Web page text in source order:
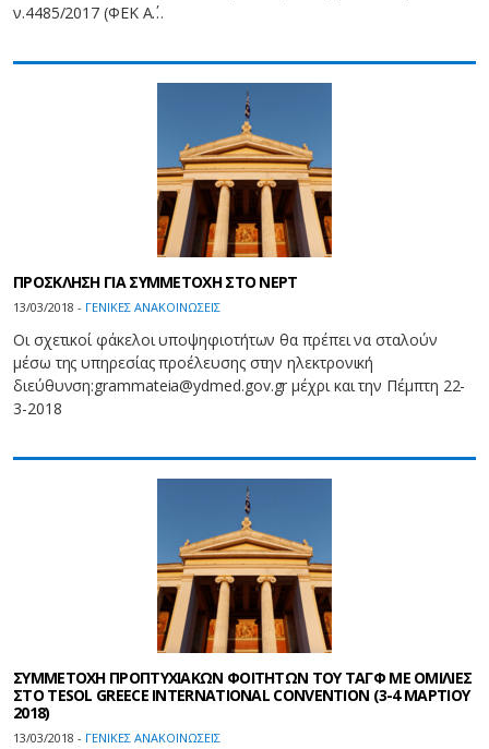
ν.4485/2017 (ΦΕΚ Α΄…
ΠΡΟΣΚΛΗΣΗ ΓΙΑ ΣΥΜΜΕΤΟΧΗ ΣΤΟ NEPT
13/03/2018 - ΓΕΝΙΚΕΣ ΑΝΑΚΟΙΝΩΣΕΙΣ
Οι σχετικοί φάκελοι υποψηφιοτήτων θα πρέπει να σταλούν
μέσω της υπηρεσίας προέλευσης στην ηλεκτρονική
διεύθυνση:grammateia@ydmed.gov.gr μέχρι και την Πέμπτη 22-
3-2018
ΣΥΜΜΕΤΟΧΗ ΠΡΟΠΤΥΧΙΑΚΩΝ ΦΟΙΤΗΤΩΝ ΤΟΥ ΤΑΓΦ ΜΕ ΟΜΙΛΙΕΣ
ΣΤΟ TESOL GREECE INTERNATIONAL CONVENTION (3-4 ΜΑΡΤΙΟΥ
2018)
13/03/2018 - ΓΕΝΙΚΕΣ ΑΝΑΚΟΙΝΩΣΕΙΣ